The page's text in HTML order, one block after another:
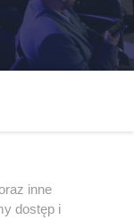
inne
dostęp i